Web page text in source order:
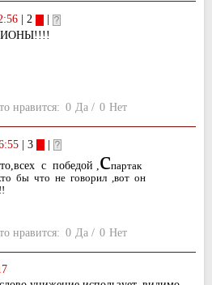
| 2
нравится: 0 Да / 0 Нет
| 3
|
с победой , спартак
бы что не говорил ,вот он
нравится: 0 Да / 0 Нет